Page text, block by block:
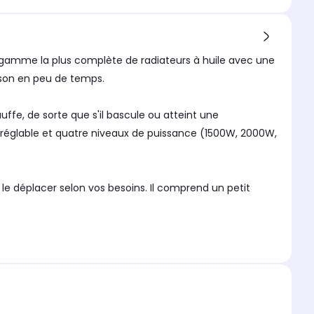
la plus complète de radiateurs à huile avec une
en peu de temps.
de sorte que s'il bascule ou atteint une
et quatre niveaux de puissance (1500W, 2000W,
déplacer selon vos besoins. Il comprend un petit